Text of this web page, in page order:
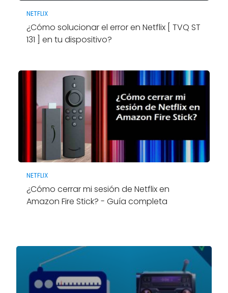
NETFLIX
¿Cómo solucionar el error en Netflix [ TVQ ST
131 ] en tu dispositivo?
NETFLIX
¿Cómo cerrar mi sesión de Netflix en
Amazon Fire Stick? - Guía completa